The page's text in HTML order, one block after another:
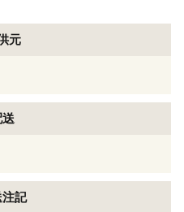
元
記